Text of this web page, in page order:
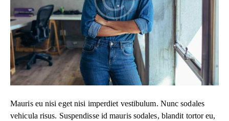
Mauris eu nisi eget nisi imperdiet vestibulum. Nunc sodales
vehicula risus. Suspendisse id mauris sodales, blandit tortor eu,